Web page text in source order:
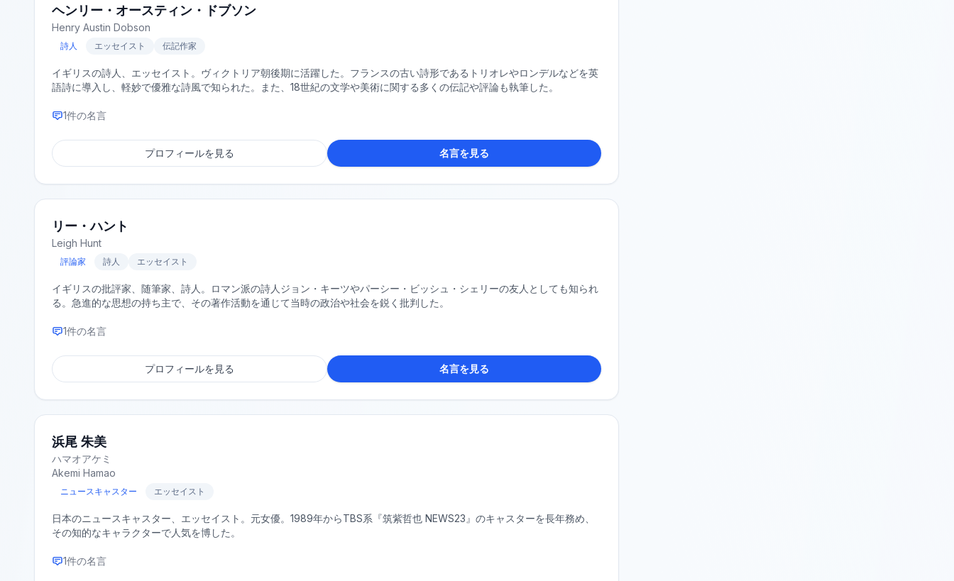
ヘンリー・オースティン・ドブソン
Henry Austin Dobson
詩人 エッセイスト 伝記作家
イギリスの詩人、エッセイスト。ヴィクトリア朝後期に活躍した。フランスの古い詩形であるトリオレやロンデルなどを英
語詩に導入し、軽妙で優雅な詩風で知られた。また、18世紀の文学や美術に関する多くの伝記や評論も執筆した。
1件の名言
プロフィールを見る 名言を見る
リー・ハント
Leigh Hunt
評論家 詩人 エッセイスト
イギリスの批評家、随筆家、詩人。ロマン派の詩人ジョン・キーツやパーシー・ビッシュ・シェリーの友人としても知られ
る。急進的な思想の持ち主で、その著作活動を通じて当時の政治や社会を鋭く批判した。
1件の名言
プロフィールを見る 名言を見る
浜尾 朱美
ハマオアケミ
Akemi Hamao
ニュースキャスター エッセイスト
日本のニュースキャスター、エッセイスト。元女優。1989年からTBS系『筑紫哲也 NEWS23』のキャスターを長年務め、
その知的なキャラクターで人気を博した。
1件の名言